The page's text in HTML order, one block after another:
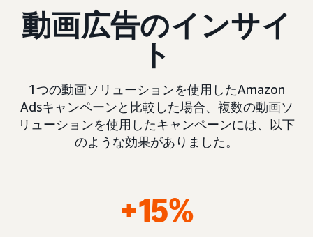
動画広告のインサイ
ト
1つの動画ソリューションを使用したAmazon
Adsキャンペーンと比較した場合、複数の動画ソ
リューションを使用したキャンペーンには、以下
のような効果がありました。
+15%